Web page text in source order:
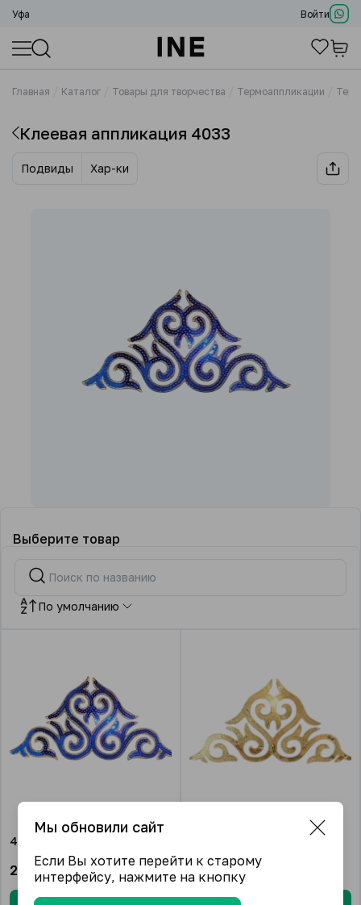
Уфа Войти
Главная Каталог Товары для творчества Термоаппликации
Клеевая аппликация 4033
Подвиды Хар-ки
Выберите товар
По умолчанию
4033 Синий
248.00₽/упак. 248.00₽/упак.
Мы обновили сайт
Если Вы хотите перейти к старому
интерфейсу, нажмите на кнопку